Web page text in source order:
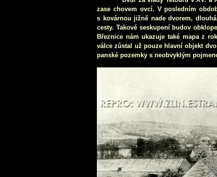
zase chovem ovcí. V posledním
s kovárnou jižně nade dvorem,
cesty. Takové seskupení budov
Březnice nám ukazuje také mapa z
válce zůstal už pouze hlavní objekt
panské pozemky s neobvyklým